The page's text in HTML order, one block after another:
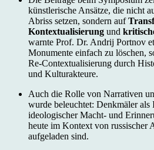
künstlerische Ansätze, die nicht
Abriss setzen, sondern auf
Kontextualisierung und
warnte Prof. Dr. Andrij Portnov
Monumente einfach zu löschen,
Re-Contextualisierung durch
und Kulturakteure.
Auch die Rolle von Narrativen
wurde beleuchtet: Denk­mäler als
ideologischer Macht- und
heute im Kontext von russischer
aufgeladen sind.